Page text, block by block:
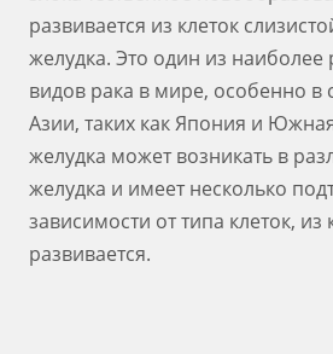
развивается из клеток
желудка. Это один из
видов рака в мире, особенно в
Азии, таких как Япония и
желудка может возникать в
желудка и имеет несколько
зависимости от типа клеток, из
развивается.